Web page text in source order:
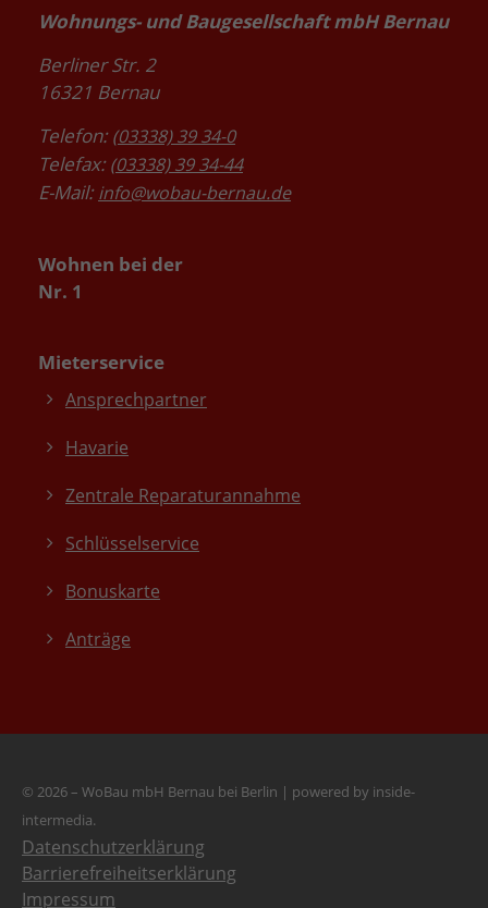
Wohnungs- und Baugesellschaft mbH Bernau
Berliner Str. 2
16321 Bernau
Telefon:(03338) 39 34-0
Telefax:(03338) 39 34-44
E-Mail:info@wobau-bernau.de
Wohnen bei der
Nr. 1
Mieterservice
Ansprechpartner
Havarie
Zentrale Reparaturannahme
Schlüsselservice
Bonuskarte
Anträge
© 2026 – WoBau mbH Bernau bei Berlin | powered by inside-
intermedia.
Datenschutzerklärung
Barrierefreiheitserklärung
Impressum